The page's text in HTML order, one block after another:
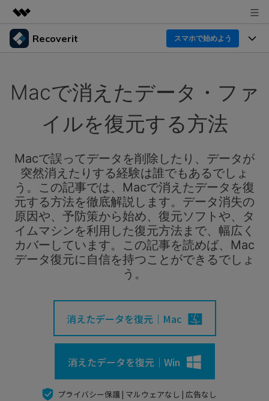
製品
概要
企業情報
プラン＆価格
サポート
Recoverit スマホで始めよう
Windowsデータ復元ならRecoverit！確実な復元技術と
スマホで始めよう
Recoverit for Mac
AI
Macの大切なデータを制限なく完全復元
スマホで始めよう
Recoverit 無料版
消えたデータ/ 誤削除したデータも完全無料で復元
スマホで始めよう
機能一覧
ドライブから復元
削除されたメディアを復元
独自の復元ソリューション 新着
ドキュメントを復元
データ損失のシナリオ
データ復元事例
データ復元
外付けデバイス復元
パソコン復元
その他の復元
Recoveritとは
データ復元の専門家
カスタマーストーリー
人気内容
Recoveritをよりよく活用
操作ガイド
ログイン
search
Macで消えたデータ・ファ
イルを復元する方法
Macで誤ってデータを削除したり、データが
突然消えたりする経験は誰でもあるでしょ
う。この記事では、Macで消えたデータを復
元する方法を徹底解説します。データ消失の
原因や、予防策から始め、復元ソフトや、タ
イムマシンを利用した復元方法まで、幅広く
カバーしています。この記事を読めば、Mac
データ復元に自信を持つことができるでしょ
う。
消えたデータを復元｜Mac
消えたデータを復元｜Win
プライバシー保護 | マルウェアなし | 広告なし